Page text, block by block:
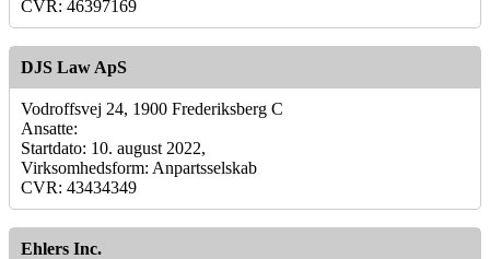
CVR: 46397169
DJS Law ApS
Vodroffsvej 24, 1900 Frederiksberg C
Ansatte:
Startdato: 10. august 2022,
Virksomhedsform: Anpartsselskab
CVR: 43434349
Ehlers Inc.